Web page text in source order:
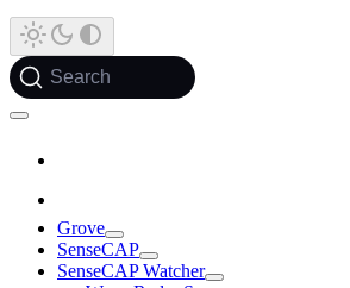
Search
Grove
SenseCAP
SenseCAP Watcher